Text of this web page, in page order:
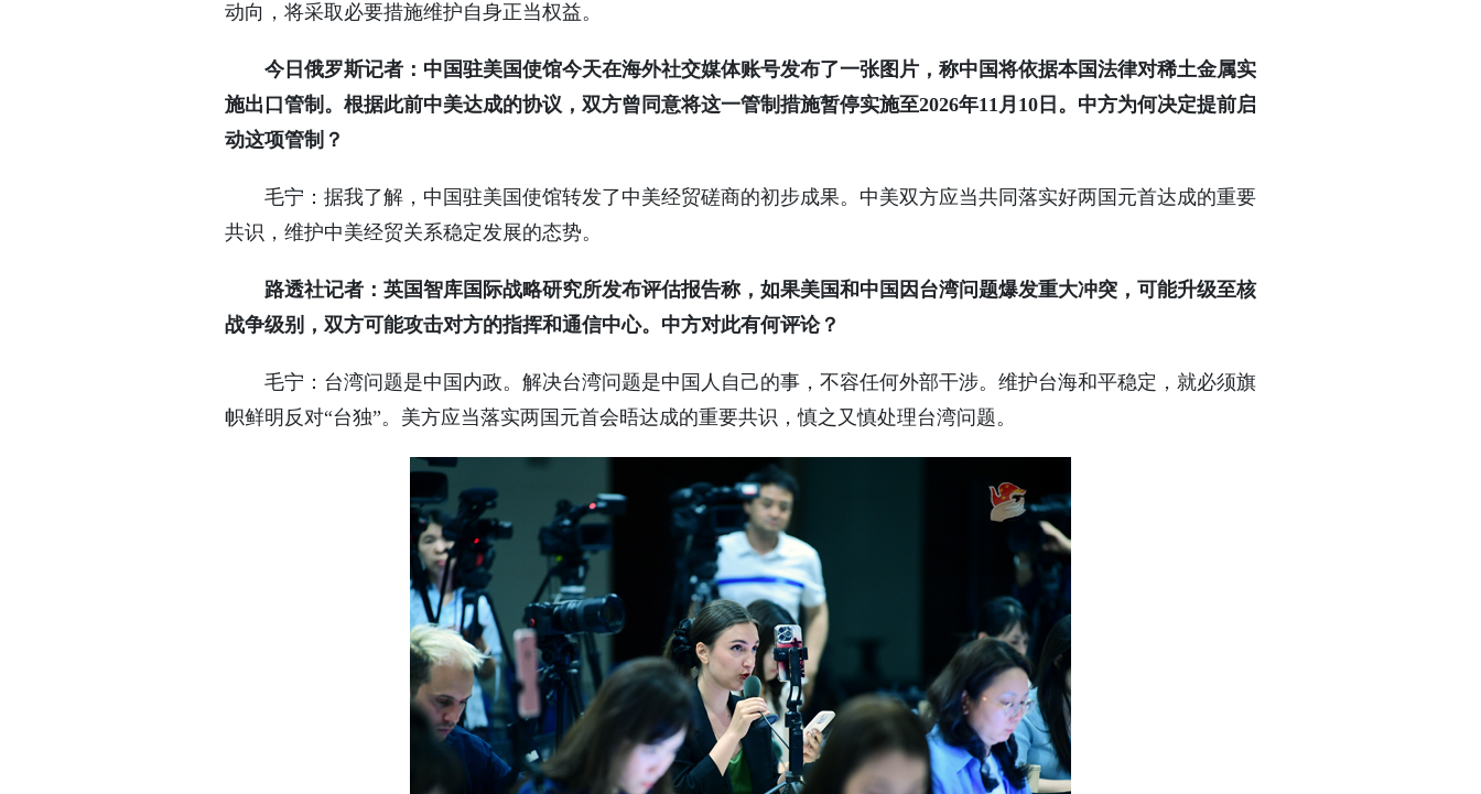
动向，将采取必要措施维护自身正当权益。
今日俄罗斯记者：中国驻美国使馆今天在海外社交媒体账号发布了一张图片，称中国将依据本国法律对稀土金属实
施出口管制。根据此前中美达成的协议，双方曾同意将这一管制措施暂停实施至2026年11月10日。中方为何决定提前启
动这项管制？
毛宁：据我了解，中国驻美国使馆转发了中美经贸磋商的初步成果。中美双方应当共同落实好两国元首达成的重要
共识，维护中美经贸关系稳定发展的态势。
路透社记者：英国智库国际战略研究所发布评估报告称，如果美国和中国因台湾问题爆发重大冲突，可能升级至核
战争级别，双方可能攻击对方的指挥和通信中心。中方对此有何评论？
毛宁：台湾问题是中国内政。解决台湾问题是中国人自己的事，不容任何外部干涉。维护台海和平稳定，就必须旗
帜鲜明反对“台独”。美方应当落实两国元首会晤达成的重要共识，慎之又慎处理台湾问题。